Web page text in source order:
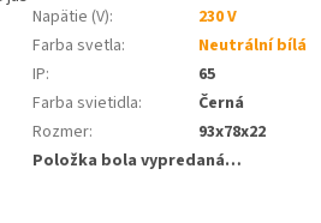
Napätie (V):
230 V
Farba svetla:
Neutrální bílá
IP:
65
Farba svietidla:
Černá
Rozmer:
93x78x22
Položka bola vypredaná…